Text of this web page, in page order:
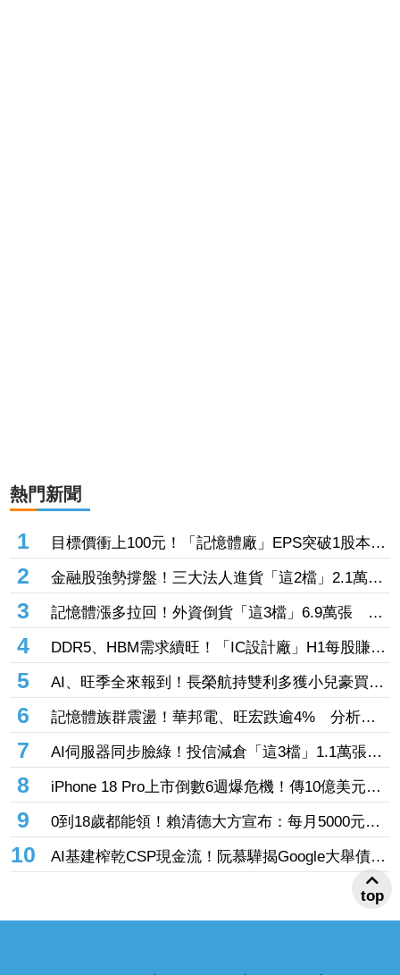
熱門新聞
1
目標價衝上100元！「記憶體廠」EPS突破1股本
DRAM大漲45%＋合作美光獲利迎轉機
2
金融股強勢撐盤！三大法人進貨「這2檔」2.1萬
張 投8.54億元連12日進場三商壽
3
記憶體漲多拉回！外資倒貨「這3檔」6.9萬張 連
賣華邦電2天捲102億元
4
DDR5、HBM需求續旺！「IC設計廠」H1每股賺
9.13元 董座：搶晶圓產能比毛利率更重要
5
AI、旺季全來報到！長榮航持雙利多獲小兒豪買逾
53萬張成寵兒 「這檔」前7月營收狂超去年全年
也獲青睞
6
記憶體族群震盪！華邦電、旺宏跌逾4% 分析師
點名「這2檔」多頭：布局看技術面
7
AI伺服器同步臉綠！投信減倉「這3檔」1.1萬張
投信連砍緯創2刀帶走18.96億元
8
iPhone 18 Pro上市倒數6週爆危機！傳10億美元晶
片卡封裝「躺在廠房」 恐面臨庫存不足
9
0到18歲都能領！賴清德大方宣布：每月5000元成
長津貼 婚、產假全面加碼
10
AI基建榨乾CSP現金流！阮慕驊揭Google大舉債衝
擊
top